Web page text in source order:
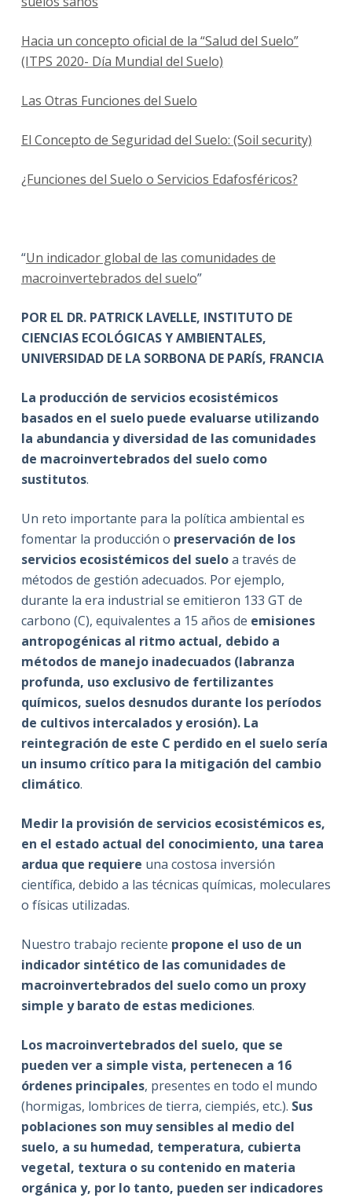
Hacia un concepto oficial de la “Salud del Suelo”
(ITPS 2020- Día Mundial del Suelo)
Las Otras Funciones del Suelo
El Concepto de Seguridad del Suelo: (Soil security)
¿Funciones del Suelo o Servicios Edafosféricos?
“Un indicador global de las comunidades de
macroinvertebrados del suelo”
POR EL DR. PATRICK LAVELLE, INSTITUTO DE
CIENCIAS ECOLÓGICAS Y AMBIENTALES,
UNIVERSIDAD DE LA SORBONA DE PARÍS, FRANCIA
La producción de servicios ecosistémicos
basados en el suelo puede evaluarse utilizando
la abundancia y diversidad de las comunidades
de macroinvertebrados del suelo como
sustitutos.
Un reto importante para la política ambiental es
fomentar la producción o preservación de los
servicios ecosistémicos del sueloa través de
métodos de gestión adecuados. Por ejemplo,
durante la era industrial se emitieron 133 GT de
carbono (C), equivalentes a 15 años de emisiones
antropogénicas al ritmo actual, debido a
métodos de manejo inadecuados (labranza
profunda, uso exclusivo de fertilizantes
químicos, suelos desnudos durante los períodos
de cultivos intercalados y erosión). La
reintegración de este C perdido en el suelo sería
un insumo crítico para la mitigación del cambio
climático.
Medir la provisión de servicios ecosistémicos es,
en el estado actual del conocimiento, una tarea
ardua que requiere una costosa inversión
científica, debido a las técnicas químicas, moleculares
o físicas utilizadas.
Nuestro trabajo reciente propone el uso de un
indicador sintético de las comunidades de
macroinvertebrados del suelo como un proxy
simple y barato de estas mediciones.
Los macroinvertebrados del suelo, que se
pueden ver a simple vista, pertenecen a 16
órdenes principales, presentes en todo el mundo
(hormigas, lombrices de tierra, ciempiés, etc.). Sus
poblaciones son muy sensibles al medio del
suelo, a su humedad, temperatura, cubierta
vegetal, textura o su contenido en materia
orgánica y, por lo tanto, pueden ser indicadores